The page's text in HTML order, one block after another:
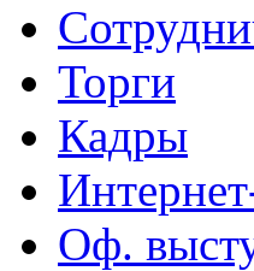
Торги
Кадры
Оф.